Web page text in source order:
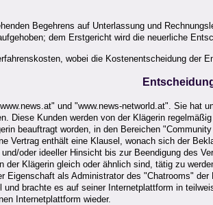
Begehrens auf Unterlassung und
dem Erstgericht wird die neuerliche
wobei die Kostenentscheidung der
und "www.news-networld.at". Sie
Diese Kunden werden von der Klägerin
beauftragt worden, in den Bereichen
Vertrag enthält eine Klausel, wonach sich der
oder ideeller Hinsicht bis zur Beendigung des
Klägerin gleich oder ähnlich sind, tätig zu
Eigenschaft als Administrator des "Chatrooms"
brachte es auf seiner Internetplattform in
Internetplattform wieder.